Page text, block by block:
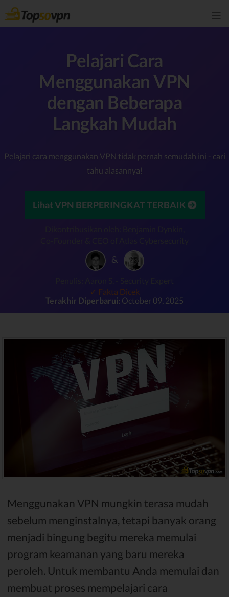
Pelajari Cara
Menggunakan VPN
dengan Beberapa
Langkah Mudah
Pelajari cara menggunakan VPN tidak pernah semudah ini - cari
tahu alasannya!
Lihat VPN BERPERINGKAT TERBAIK
&
✓ Fakta Dicek
Terakhir Diperbarui: October 09, 2025
Menggunakan VPN mungkin terasa mudah
sebelum menginstalnya, tetapi banyak orang
menjadi bingung begitu mereka memulai
program keamanan yang baru mereka
peroleh. Untuk membantu Anda memulai dan
membuat proses mempelajari cara